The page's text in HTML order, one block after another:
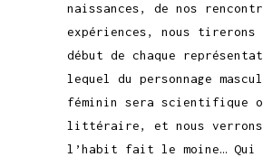
naissances, de nos
expériences, nous tirerons
début de chaque
lequel du personnage
féminin sera scientifique
littéraire, et nous
l’habit fait le moine… Qui